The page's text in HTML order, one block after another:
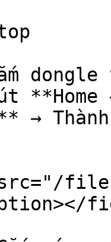
dongle
**Home
→
files/